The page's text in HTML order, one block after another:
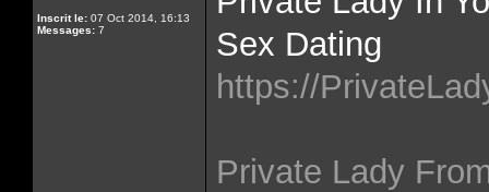
Inscrit le: 07 Oct 2014, 16:13
Messages: 7
Sex Dating
https://
Private Lady